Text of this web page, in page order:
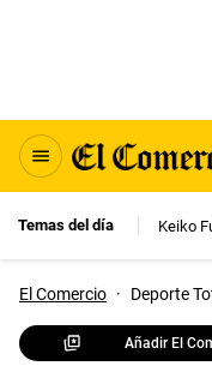
Temas del día Keiko
El Comercio · Deporte
Añadir El